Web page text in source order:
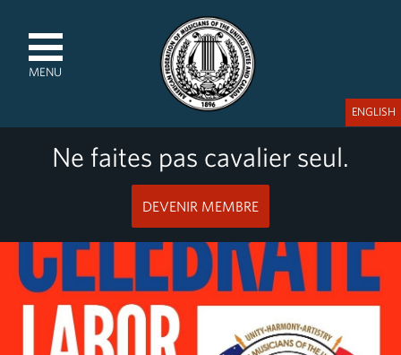
MENU
Ne faites pas cavalier seul.
DEVENIR MEMBRE
ENGLISH